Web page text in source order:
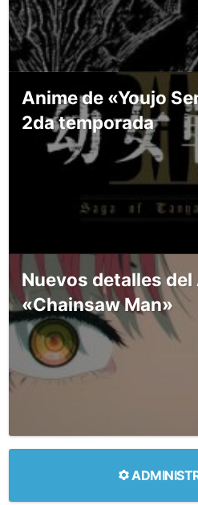
Anime de «Youjo
2da temporada
Nuevos detalles del
«Chainsaw Man»